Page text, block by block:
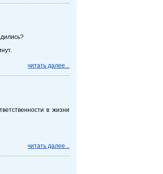
читать далее...
в жизни
читать далее...